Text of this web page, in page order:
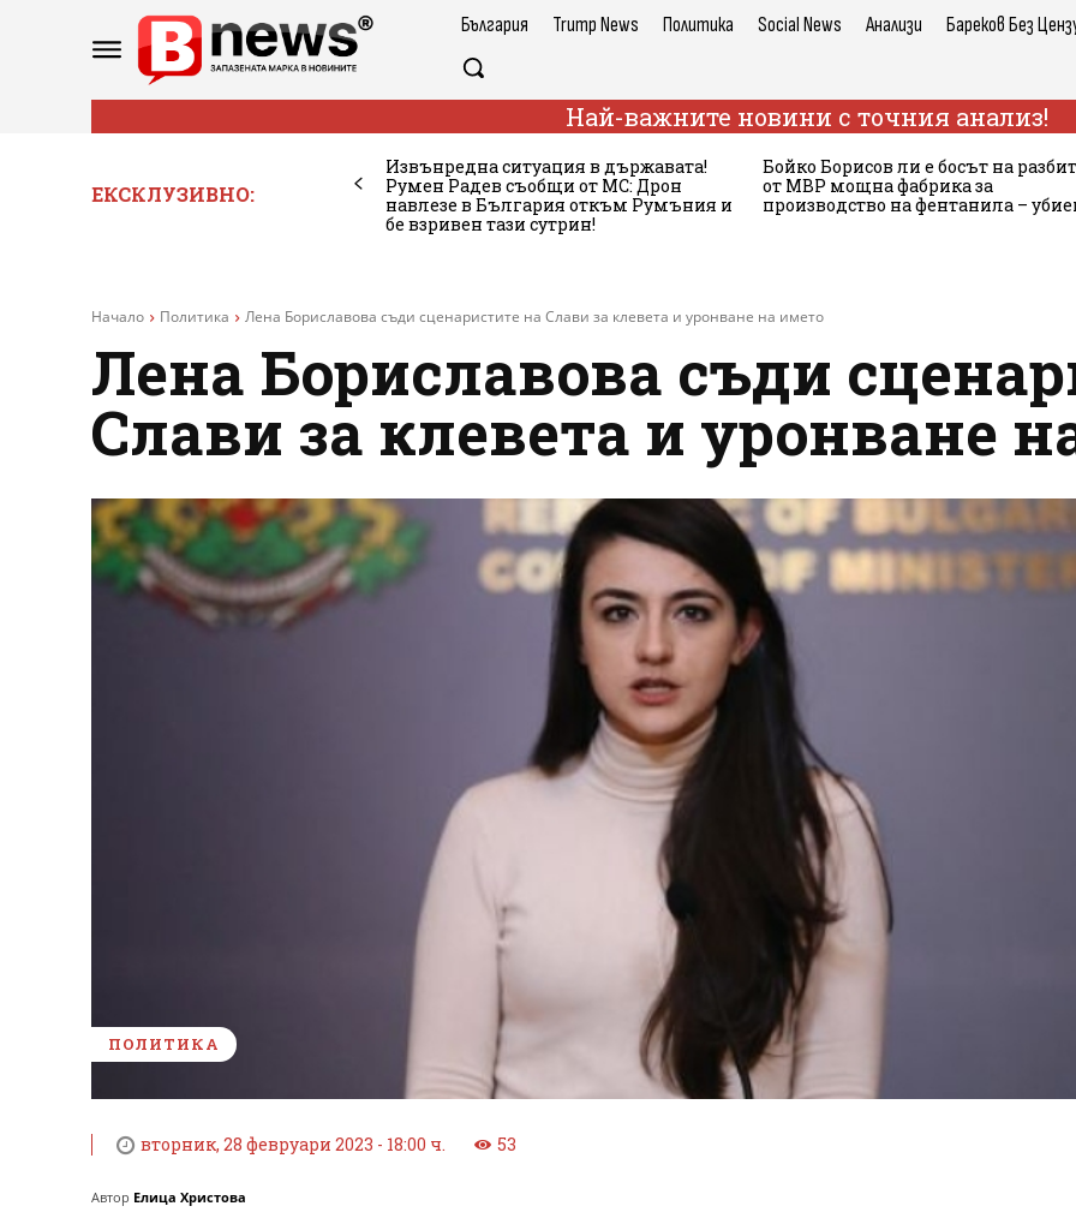
България Trump News Политика Social News Анализи Бареков Без
Най-важните новини с точния анализ!
ЕКСКЛУЗИВНО:
Извънредна ситуация в държавата!
Румен Радев съобщи от МС: Дрон
навлезе в България откъм Румъния и
бе взривен тази сутрин!
Бойко Борисов ли е босът на
от МВР мощна фабрика за
производство на фентанила –
Начало Политика Лена Бориславова съди сценаристите на Слави за клевета и уронване на името
Лена Бориславова съди
Слави за клевета и уронване
ПОЛИТИКА
вторник, 28 февруари 2023 - 18:00 ч. 53
Автор Елица Христова